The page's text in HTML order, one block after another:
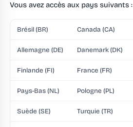
Vous avez accès aux pays suivants :
Brésil (BR) Canada (CA)
Allemagne (DE) Danemark (DK)
Finlande (FI) France (FR)
Pays-Bas (NL) Pologne (PL)
Suède (SE) Turquie (TR)